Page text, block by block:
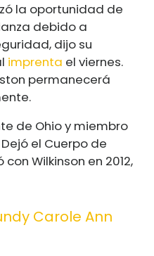
la oportunidad de
debido a
dijo su
imprenta el viernes.
permanecerá
de Ohio y miembro
Dejó el Cuerpo de
Wilkinson en 2012,
Carole Ann